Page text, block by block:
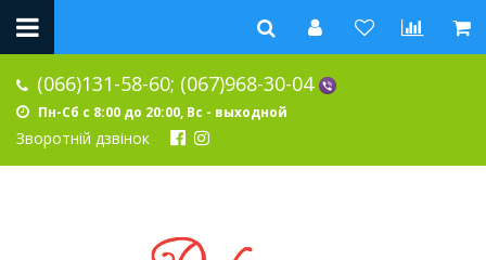
(066)131-58-60; (067)968-30-04
Пн-Сб с 8:00 до 20:00, Вс - выходной
Зворотній дзвінок